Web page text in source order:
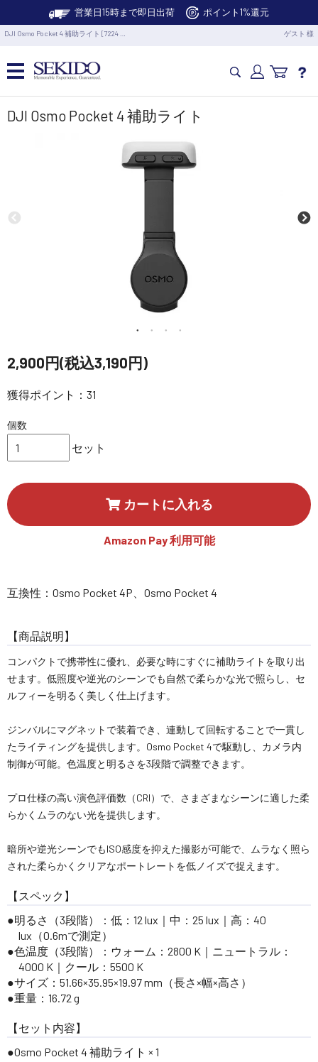
営業日15時まで即日出荷 ポイント1%還元
DJI Osmo Pocket 4 補助ライト [7224 … ゲスト 様
カメラドローン・生活家電
カメラ・スタビライザー
水中ドローン(ROV)・水中スクーター
講習会･国家資格･WEBセミナー
定期配信!
コーポレートサイト
SEKIDO 会社概要
DJI Osmo Pocket 4 補助ライト
2,900円(税込3,190円)
獲得ポイント：31
個数
セット
カートに入れる
Amazon Pay 利用可能
互換性：Osmo Pocket 4P、Osmo Pocket 4
【商品説明】
コンパクトで携帯性に優れ、必要な時にすぐに補助ライトを取り出
せます。低照度や逆光のシーンでも自然で柔らかな光で照らし、セ
ルフィーを明るく美しく仕上げます。
ジンバルにマグネットで装着でき、連動して回転することで一貫し
たライティングを提供します。Osmo Pocket 4で駆動し、カメラ内
制御が可能。色温度と明るさを3段階で調整できます。
プロ仕様の高い演色評価数（CRI）で、さまざまなシーンに適した柔
らかくムラのない光を提供します。
暗所や逆光シーンでもISO感度を抑えた撮影が可能で、ムラなく照ら
された柔らかくクリアなポートレートを低ノイズで捉えます。
【スペック】
明るさ（3段階）：低：12 lux｜中：25 lux｜高：40
lux（0.6mで測定）
色温度（3段階）：ウォーム：2800 K｜ニュートラル：
4000 K｜クール：5500 K
サイズ：51.66×35.95×19.97 mm（長さ×幅×高さ）
重量：16.72 g
【セット内容】
Osmo Pocket 4 補助ライト × 1